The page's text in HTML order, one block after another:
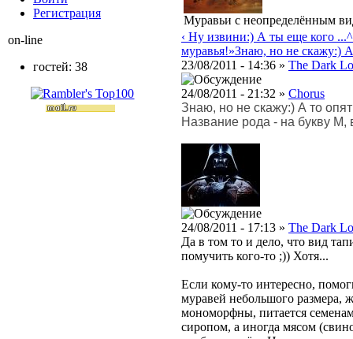
Муравьи с неопределённым
‹ Ну извини:) А ты еще кого ...
муравья!»Знаю, но не скажу:) А
23/08/2011 - 14:36 » The Dark
24/08/2011 - 21:32 » Chorus
Знаю, но не скажу:) А то
Название рода - на букву M,
24/08/2011 - 17:13 » The Dark
Да в том то и дело, что вид
помучить кого-то ;)) Хотя...
Если кому-то интересно,
муравей небольшого размера,
мономорфны, питается
сиропом, а иногда мясом
Peгиcтpaция
on-line
гостей: 38